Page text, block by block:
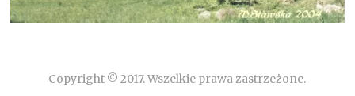
Copyright © 2017. Wszelkie prawa zastrzeżone.